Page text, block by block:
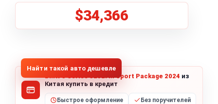
$34,366
Найти такой авто дешевле
BMW 3 Series 325Li M Sport Package 2024 из
Китая купить в кредит
Быстрое оформление Без поручителей